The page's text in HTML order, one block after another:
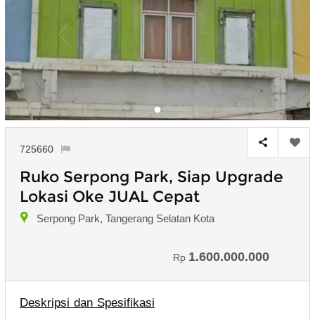
725660
Ruko Serpong Park, Siap Upgrade
Lokasi Oke JUAL Cepat
Serpong Park, Tangerang Selatan Kota
Rp 1.600.000.000
Deskripsi dan Spesifikasi
Untuk hasil simulasi
pada kotak-
Simpan